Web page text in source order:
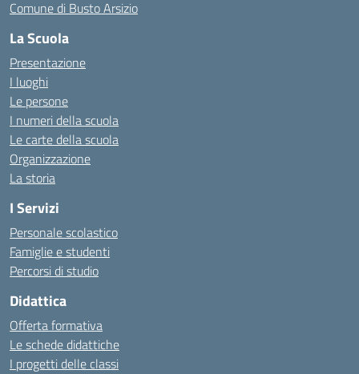
Comune di Busto Arsizio
La Scuola
Presentazione
I luoghi
Le persone
I numeri della scuola
Le carte della scuola
Organizzazione
La storia
I Servizi
Personale scolastico
Famiglie e studenti
Percorsi di studio
Didattica
Offerta formativa
Le schede didattiche
I progetti delle classi